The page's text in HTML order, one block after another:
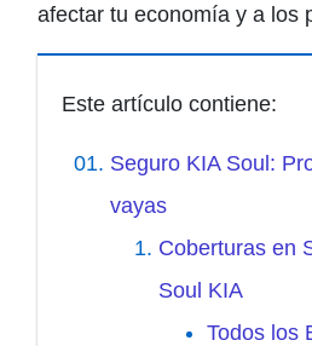
afectar tu economía y a los
Este artículo contiene:
Seguro KIA Soul:
vayas
Coberturas en
Soul KIA
Todos los